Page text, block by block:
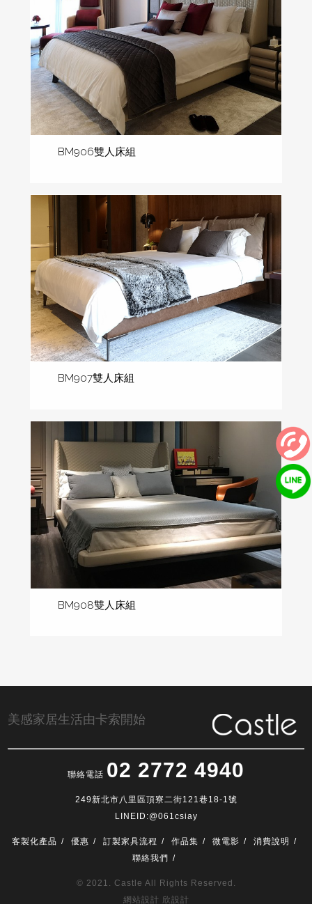
BM906雙人床組
BM907雙人床組
BM908雙人床組
美感家居生活由卡索開始
聯絡電話 02 2772 4940
249新北市八里區頂寮二街121巷18-1號
LINEID:@061csiay
客製化產品 優惠 訂製家具流程 作品集 微電影
消費說明
聯絡我們
© 2021. Castle All Rights Reserved.
網站設計 欣設計